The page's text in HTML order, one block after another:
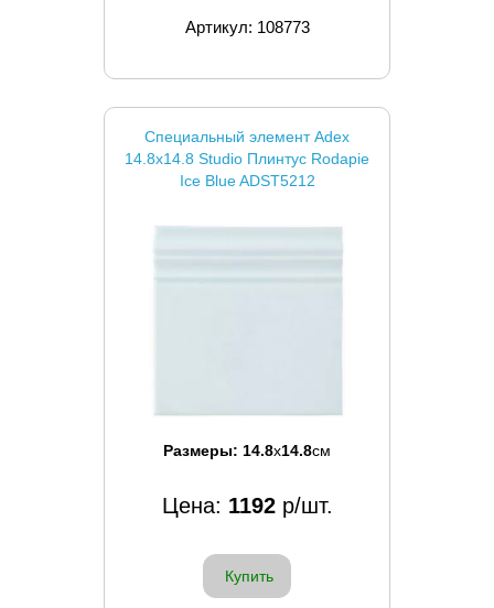
Артикул: 108773
Специальный элемент Adex
14.8x14.8 Studio Плинтус Rodapie
Ice Blue ADST5212
Размеры: 14.8x14.8см
Цена: 1192р/шт.
Купить